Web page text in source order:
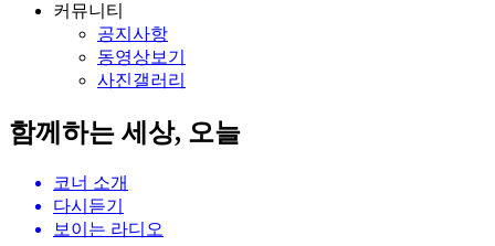
커뮤니티
공지사항
동영상보기
사진갤러리
함께하는 세상, 오늘
코너 소개
다시듣기
보이는 라디오